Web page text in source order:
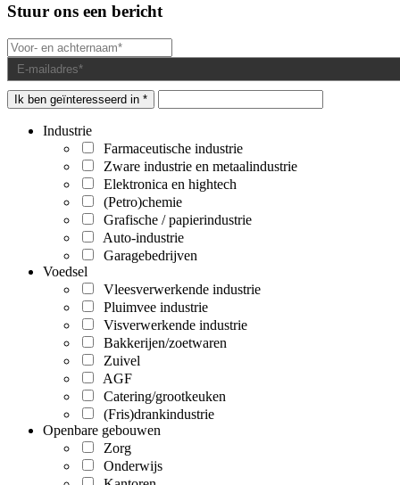
Stuur ons een bericht
Ik ben geïnteresseerd in *
Industrie
Farmaceutische industrie
Zware industrie en metaalindustrie
Elektronica en hightech
(Petro)chemie
Grafische / papierindustrie
Auto-industrie
Garagebedrijven
Voedsel
Vleesverwerkende industrie
Pluimvee industrie
Visverwerkende industrie
Bakkerijen/zoetwaren
Zuivel
AGF
Catering/grootkeuken
(Fris)drankindustrie
Openbare gebouwen
Zorg
Onderwijs